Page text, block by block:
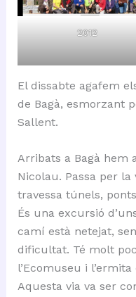
2012
El dissabte agafem
de Bagà, esmorzant
Sallent.
Arribats a Bagà hem
Nicolau. Passa per
travessa túnels,
És una excursió
camí està netejat,
dificultat. Té molt
l’Ecomuseu i
Aquesta via va ser